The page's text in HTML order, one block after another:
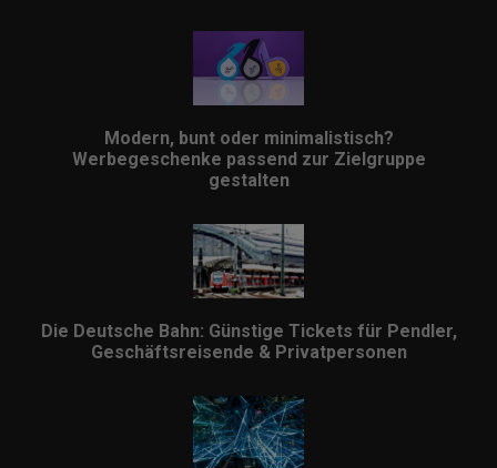
Modern, bunt oder minimalistisch?
Werbegeschenke passend zur Zielgruppe
gestalten
Die Deutsche Bahn: Günstige Tickets für Pendler,
Geschäftsreisende & Privatpersonen